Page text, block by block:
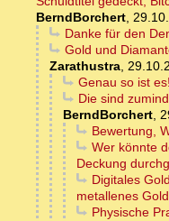
BerndBorchert,
Danke für den
Gold und
Zarathustra,
Genau so ist es!
Die sind
BerndBorchert,
Bewertung,
Wer könnte
Deckung
Digitales
metallenes Gold
Physische